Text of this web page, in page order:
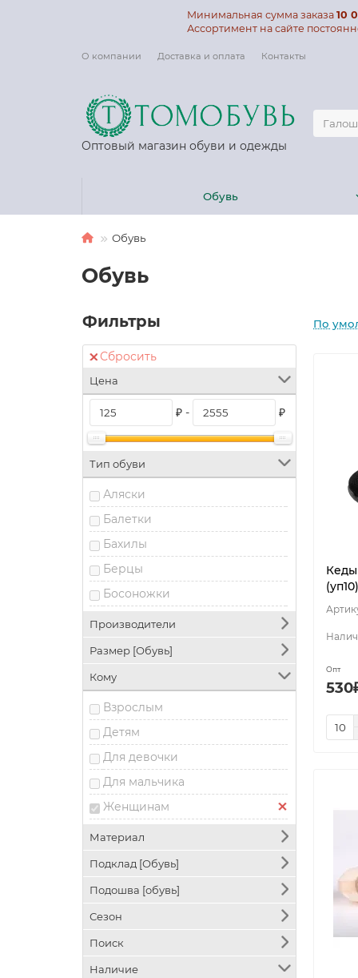
Минимальная сумма заказа 10
Ассортимент на сайте
О компании Доставка и оплата Контакты
Оптовый магазин обуви и одежды
Обувь
Обувь
Обувь
Фильтры
Сбросить
Цена
₽ - ₽
Тип обуви
Аляски
Балетки
Бахилы
Берцы
Босоножки
Валенки
Дутики
Кеды
Кирзовые сапоги
Кроссовки
Мокасины
Пинетки
Полукомбинезоны
Полусапоги
Рыбацкие сапоги
Сабо
Сандалии
Сапоги
Производители
Размер [Обувь]
Кому
Взрослым
Детям
Для девочки
Для мальчика
Женщинам
Охотникам
Материал
Подклад [Обувь]
Подошва [обувь]
Сезон
Поиск
Наличие
По
Кеды
(уп10)
Опт